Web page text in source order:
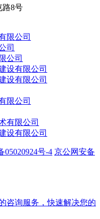
路8号
限公司
司
公司
设有限公司
设有限公司
限公司
有限公司
设有限公司
05020924号-4 京公网安备
咨询服务，快速解决您的